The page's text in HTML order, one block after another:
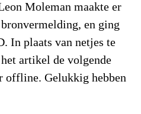
Moleman maakte er
en ging
In plaats van netjes te
artikel de volgende
offline. Gelukkig hebben